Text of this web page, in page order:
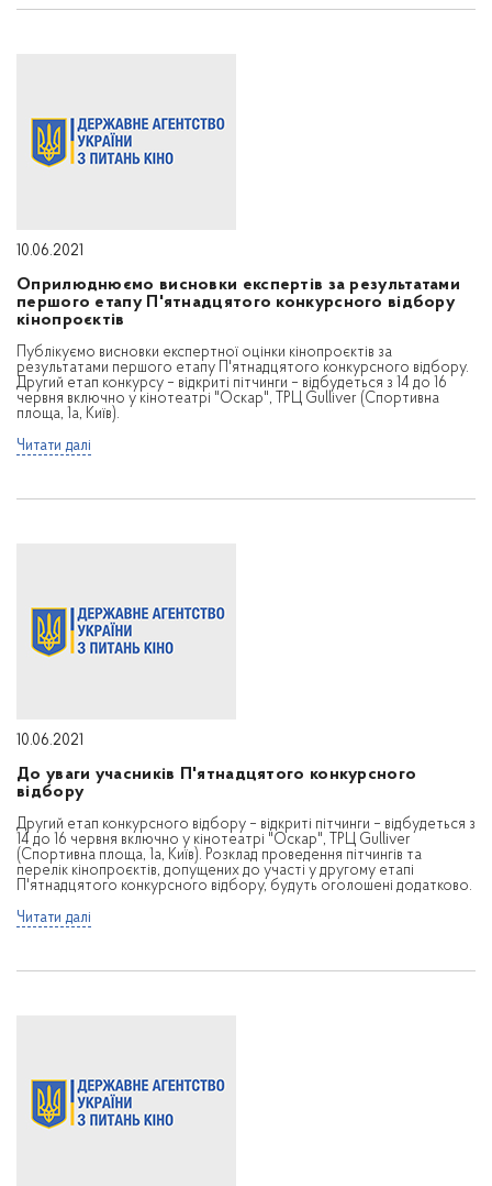
10.06.2021
Оприлюднюємо висновки експертів за результатами
першого етапу П'ятнадцятого конкурсного відбору
кінопроєктів
Публікуємо висновки експертної оцінки кінопроєктів за
результатами першого етапу П'ятнадцятого конкурсного відбору.
Другий етап конкурсу – відкриті пітчинги – відбудеться з 14 до 16
червня включно у кінотеатрі "Оскар", ТРЦ Gulliver (Спортивна
площа, 1а, Київ).
Читати далі
10.06.2021
До уваги учасників П'ятнадцятого конкурсного
відбору
Другий етап конкурсного відбору – відкриті пітчинги – відбудеться з
14 до 16 червня включно у кінотеатрі "Оскар", ТРЦ Gulliver
(Спортивна площа, 1а, Київ). Розклад проведення пітчингів та
перелік кінопроєктів, допущених до участі у другому етапі
П'ятнадцятого конкурсного відбору, будуть оголошені додатково.
Читати далі